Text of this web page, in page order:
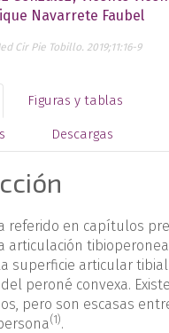
Navarrete Faubel
Cir Pie Tobillo. 2019;11:16-9
Figuras y tablas
Descargas
referido en capítulos
articulación
superficie articular tibial
peroné convexa.
pero son escasas
(1).